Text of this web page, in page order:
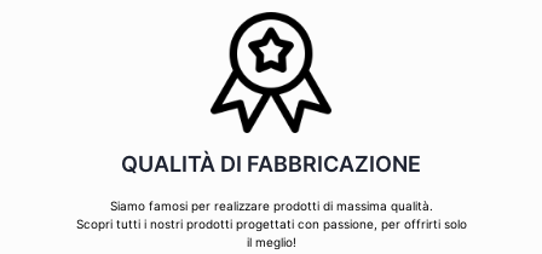
QUALITÀ DI FABBRICAZIONE
Siamo famosi per realizzare prodotti di massima qualità.
Scopri tutti i nostri prodotti progettati con passione, per offrirti solo
il meglio!